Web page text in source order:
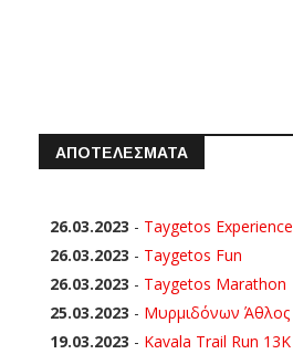
ΑΠΟΤΕΛΕΣΜΑΤΑ
26.03.2023 - Taygetos Experience
26.03.2023 - Taygetos Fun
26.03.2023 - Taygetos Marathon
25.03.2023 - Μυρμιδόνων Άθλος
19.03.2023 - Kavala Trail Run 13K